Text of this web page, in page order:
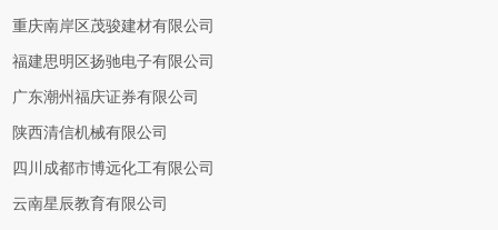
重庆南岸区茂骏建材有限公司
福建思明区扬驰电子有限公司
广东潮州福庆证券有限公司
陕西清信机械有限公司
四川成都市博远化工有限公司
云南星辰教育有限公司